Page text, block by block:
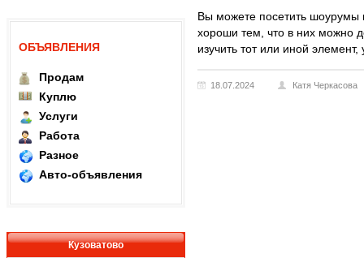
ОБЪЯВЛЕНИЯ
Продам
Куплю
Услуги
Работа
Разное
Авто-объявления
Кузоватово
Вы можете посетить шоурумы
хороши тем, что в них можно
изучить тот или иной
18.07.2024 Катя Черкасова